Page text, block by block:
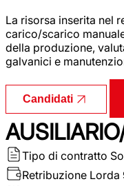
La risorsa inserita nel
carico/scarico
della produzione,
galvanici e
Candidati
Tipo di contratto
Retribuzione Lorda